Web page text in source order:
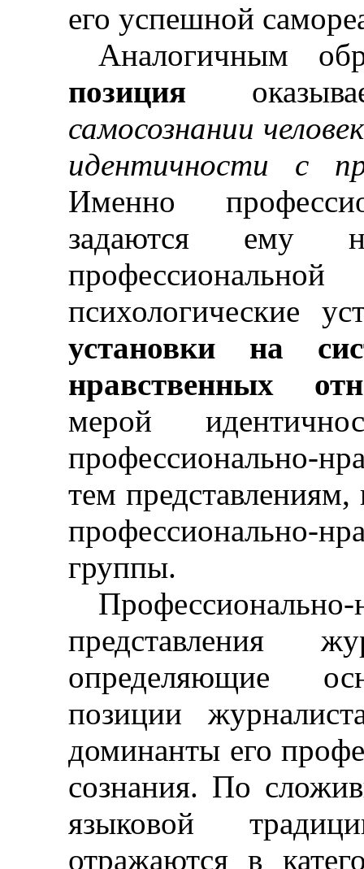
его успешной
Аналогичным
позиция
самосознании
идентичности с
Именно
задаются ему
психологические
установки на
нравственных
мерой
профессионально-
тем
группы.
Профессионально-
представления
определяющие
позиции
доминанты его
сознания. По
языковой
отражаются в